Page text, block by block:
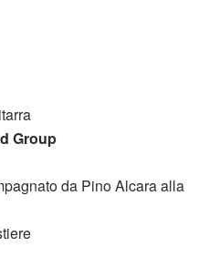
Group
da Pino Alcara alla